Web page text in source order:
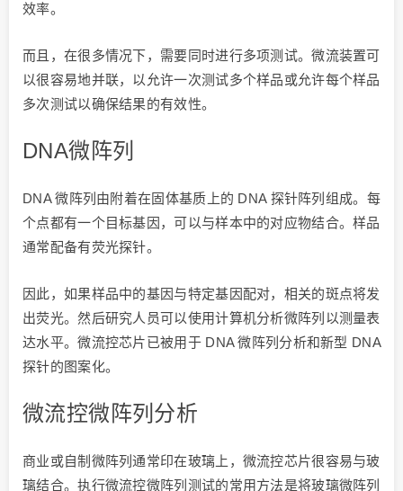
效率。
而且，在很多情况下，需要同时进行多项测试。微流装置可
以很容易地并联，以允许一次测试多个样品或允许每个样品
多次测试以确保结果的有效性。
DNA微阵列
DNA 微阵列由附着在固体基质上的 DNA 探针阵列组成。每
个点都有一个目标基因，可以与样本中的对应物结合。样品
通常配备有荧光探针。
因此，如果样品中的基因与特定基因配对，相关的斑点将发
出荧光。然后研究人员可以使用计算机分析微阵列以测量表
达水平。微流控芯片已被用于 DNA 微阵列分析和新型 DNA
探针的图案化。
微流控微阵列分析
商业或自制微阵列通常印在玻璃上，微流控芯片很容易与玻
璃结合。执行微流控微阵列测试的常用方法是将玻璃微阵列